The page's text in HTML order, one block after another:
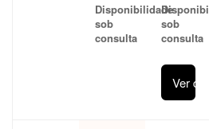
Disponibilidade
sob
consulta
sob
consulta
Ver